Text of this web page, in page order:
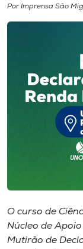
I.nova
Cultura
Por Imprensa São
O curso de
Núcleo de
Mutirão de